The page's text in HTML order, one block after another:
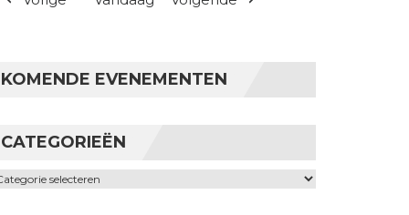
KOMENDE EVENEMENTEN
CATEGORIEËN